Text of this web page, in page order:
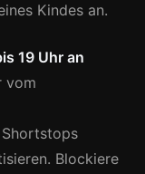
Kindes an.
19 Uhr an
vom
Blockiere